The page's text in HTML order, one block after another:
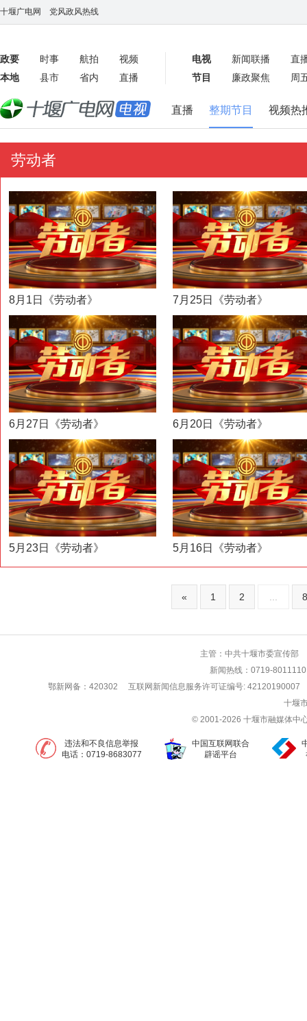
十堰广电网 党风政风热线
政要 时事 航拍
视频
本地
县市 省内 直播
电视 新闻联播
直
节目
廉政聚焦
周
数字报
直播 整期节目 视频热
劳动者
8月1日《劳动者》 7月25日《劳动者》
6月27日《劳动者》 6月20日《劳动者》
5月23日《劳动者》 5月16日《劳动者》
« 1 2 8
主管：中共十堰市委宣传
新闻热线：0719-
鄂新网备：420302 互联网新闻信息服务许可证编号: 42120190007
十堰
© 2001-2026 十堰市融媒体中
违法和不良信息举报
电话：0719-8683077
中国互联网联合
辟谣平台